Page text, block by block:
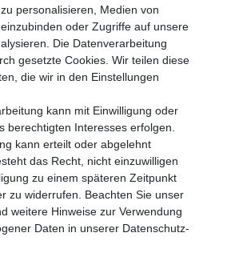
KONTO
Verordnung
widerrufen
als PDF
personalisieren, Medien von
oder Zugriffe auf unsere
Die Datenverarbeitung
gesetzte Cookies. Wir teilen diese
die wir in den Einstellungen
kann mit Einwilligung oder
berechtigten Interesses erfolgen.
kann erteilt oder abgelehnt
das Recht, nicht einzuwilligen
zu einem späteren Zeitpunkt
zu widerrufen. Beachten Sie unser
weitere Hinweise zur Verwendung
Daten in unserer Daten­schutz­